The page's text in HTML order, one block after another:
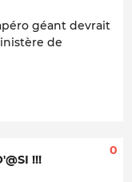
géant devrait
de
!!!
0